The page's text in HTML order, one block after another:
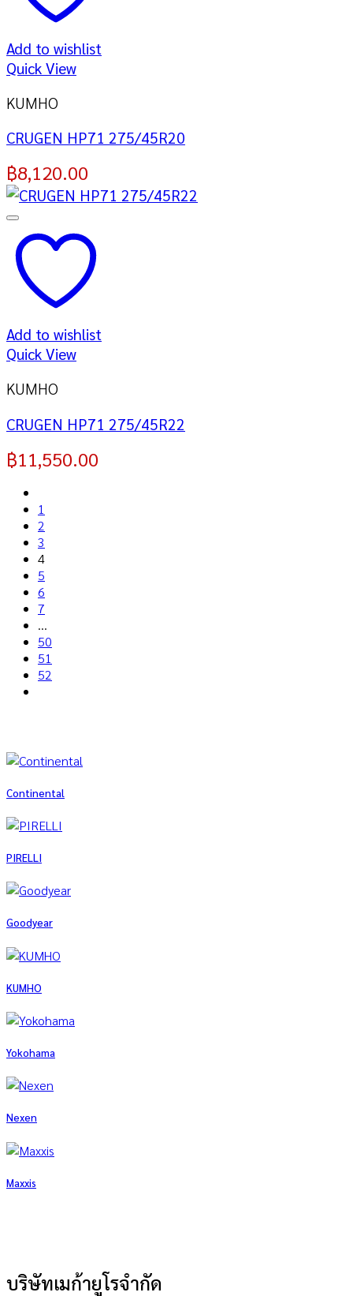
Add to wishlist
Quick View
KUMHO
CRUGEN HP71 275/45R20
฿8,120.00
Add to wishlist
Quick View
KUMHO
CRUGEN HP71 275/45R22
฿11,550.00
1
2
3
4
5
6
7
…
50
51
52
Continental
PIRELLI
Goodyear
KUMHO
Yokohama
Nexen
Maxxis
บริษัทเมก้ายูโรจำกัด